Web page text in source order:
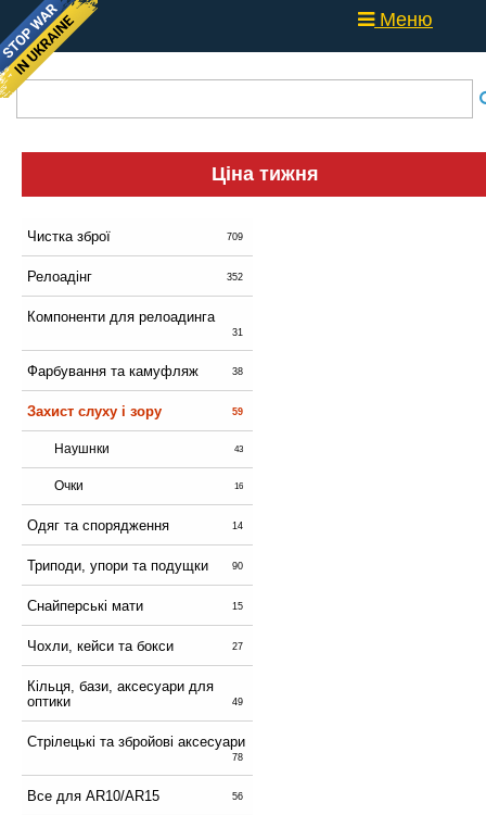
Меню
Ціна тижня
Чистка зброї 709
Релоадінг 352
Компоненти для релоадинга
31
Фарбування та камуфляж 38
Захист слуху і зору 59
Наушнки 43
Очки 16
Одяг та спорядження 14
Триподи, упори та подущки 90
Снайперські мати 15
Чохли, кейси та бокси 27
Кільця, бази, аксесуари для
оптики
49
Стрілецькі та збройові аксесуари
78
Все для AR10/AR15 56